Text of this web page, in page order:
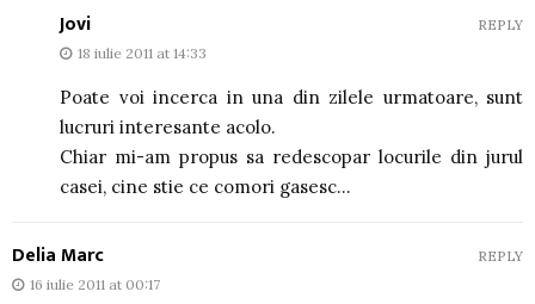
Jovi
18 iulie 2011 at 14:33
Poate voi incerca in una din zilele urmatoare, sunt
lucruri interesante acolo.
Chiar mi-am propus sa redescopar locurile din jurul
casei, cine stie ce comori gasesc…
REPLY
Delia Marc
16 iulie 2011 at 00:17
REPLY